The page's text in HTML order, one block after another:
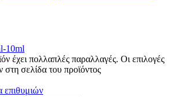
έχει πολλαπλές παραλλαγές. Οι επιλογές
στη σελίδα του προϊόντος
επιθυμιών